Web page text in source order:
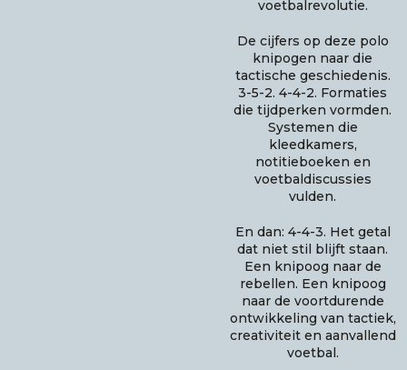
voetbalrevolutie.
De cijfers op deze polo
knipogen naar die
tactische geschiedenis.
3-5-2. 4-4-2. Formaties
die tijdperken vormden.
Systemen die
kleedkamers,
notitieboeken en
voetbaldiscussies
vulden.
En dan: 4-4-3. Het getal
dat niet stil blijft staan.
Een knipoog naar de
rebellen. Een knipoog
naar de voortdurende
ontwikkeling van tactiek,
creativiteit en aanvallend
voetbal.